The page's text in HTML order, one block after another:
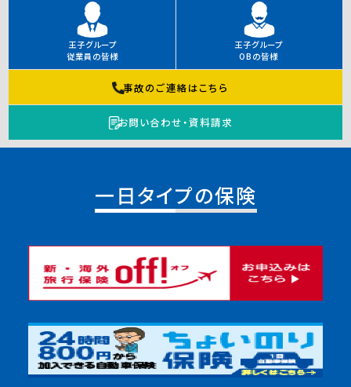
王子グループ
従業員の皆様
王子グループ
OBの皆様
事故のご連絡はこちら
お問い合わせ・資料請求
一日タイプの保険